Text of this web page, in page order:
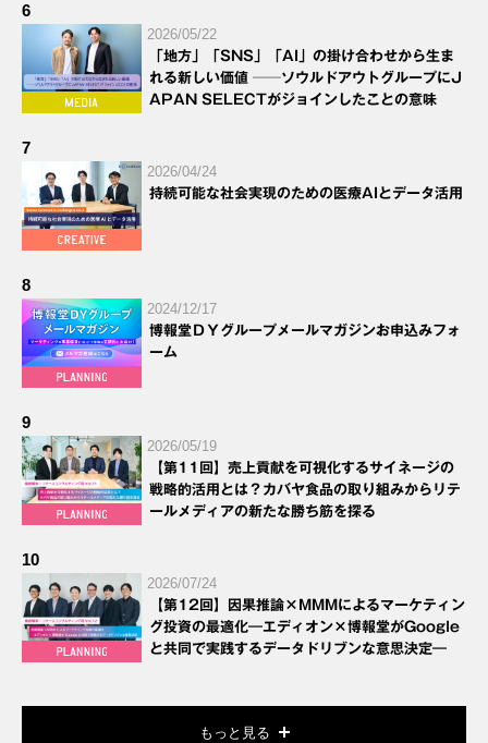
6
2026/05/22
「地方」「SNS」「AI」の掛け合わせから生ま
れる新しい価値 ──ソウルドアウトグループにJ
APAN SELECTがジョインしたことの意味
7
2026/04/24
持続可能な社会実現のための医療AIとデータ活用
8
2024/12/17
博報堂ＤＹグループメールマガジンお申込みフォ
ーム
9
2026/05/19
【第11回】売上貢献を可視化するサイネージの
戦略的活用とは？カバヤ食品の取り組みからリテ
ールメディアの新たな勝ち筋を探る
10
2026/07/24
【第12回】因果推論×MMMによるマーケティン
グ投資の最適化―エディオン×博報堂がGoogle
と共同で実践するデータドリブンな意思決定―
もっと見る